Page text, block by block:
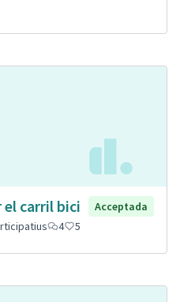
carril bici
Acceptada
4 5